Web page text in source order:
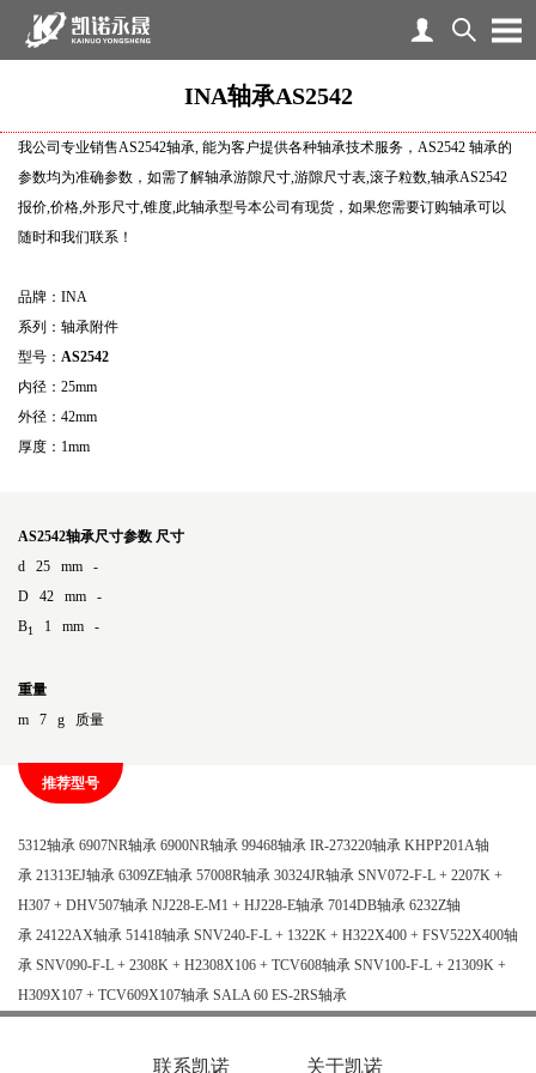
INA轴承AS2542
我公司专业销售AS2542轴承, 能为客户提供各种轴承技术服务，AS2542 轴承的
参数均为准确参数，如需了解轴承游隙尺寸,游隙尺寸表,滚子粒数,轴承AS2542
报价,价格,外形尺寸,锥度,此轴承型号本公司有现货，如果您需要订购轴承可以
随时和我们联系！
品牌：INA
系列：轴承附件
型号： AS2542
内径：25mm
外径：42mm
厚度：1mm
AS2542轴承尺寸参数 尺寸
d 25 mm -
D 42 mm -
B1 1 mm -
重量
m 7 g 质量
推荐型号
5312轴承 6907NR轴承 6900NR轴承 99468轴承 IR-273220轴承 KHPP201A轴
承 21313EJ轴承 6309ZE轴承 57008R轴承 30324JR轴承 SNV072-F-L + 2207K +
H307 + DHV507轴承 NJ228-E-M1 + HJ228-E轴承 7014DB轴承 6232Z轴
承 24122AX轴承 51418轴承 SNV240-F-L + 1322K + H322X400 + FSV522X400轴
承 SNV090-F-L + 2308K + H2308X106 + TCV608轴承 SNV100-F-L + 21309K +
H309X107 + TCV609X107轴承 SALA 60 ES-2RS轴承
联系凯诺 关于凯诺